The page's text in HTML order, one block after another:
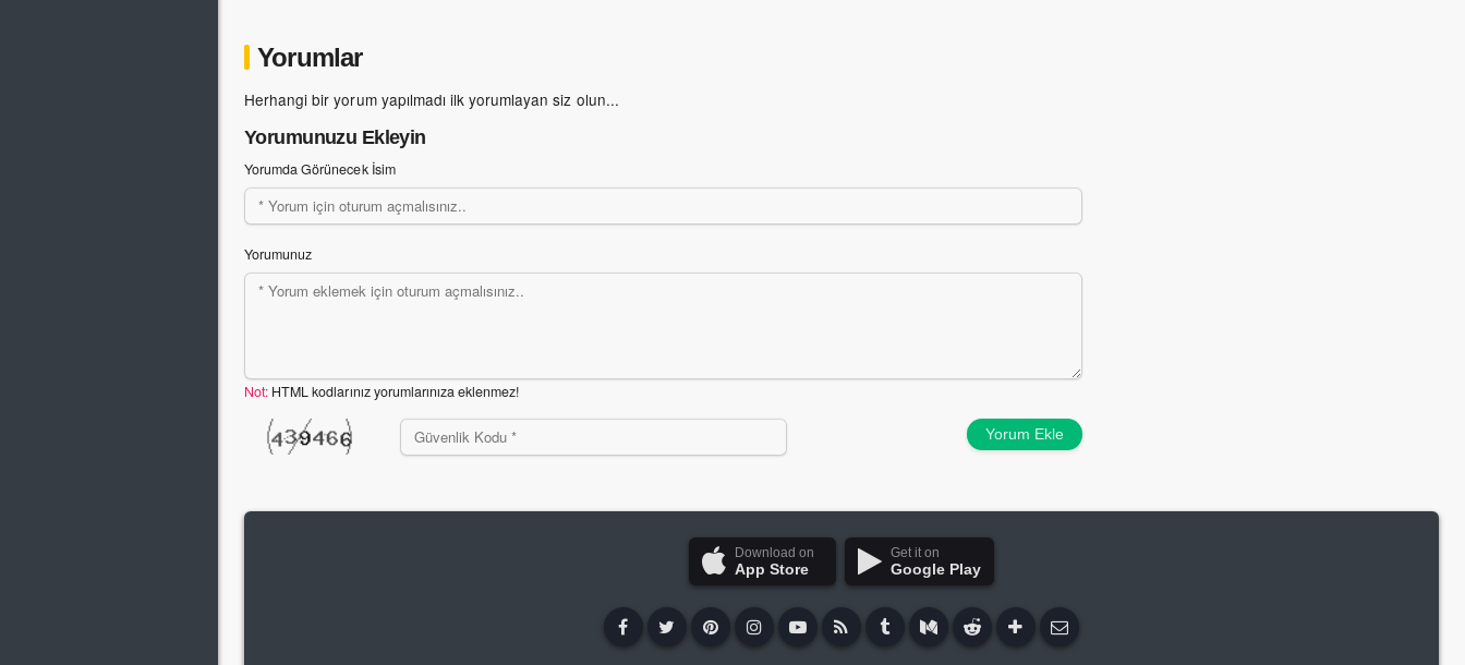
Yorumlar
Herhangi bir yorum yapılmadı ilk yorumlayan siz olun...
Yorumunuzu Ekleyin
Yorumda Görünecek İsim
Yorumunuz
Not: HTML kodlarınız yorumlarınıza eklenmez!
Yorum Ekle
Download on
App Store
Get it on
Google Play